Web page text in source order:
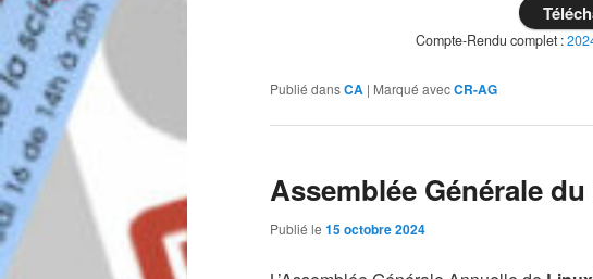
Compte-Rendu complet :
Publié dansCA | Marqué avecCR-AG
Assemblée Générale du
Publié le 15 octobre 2024